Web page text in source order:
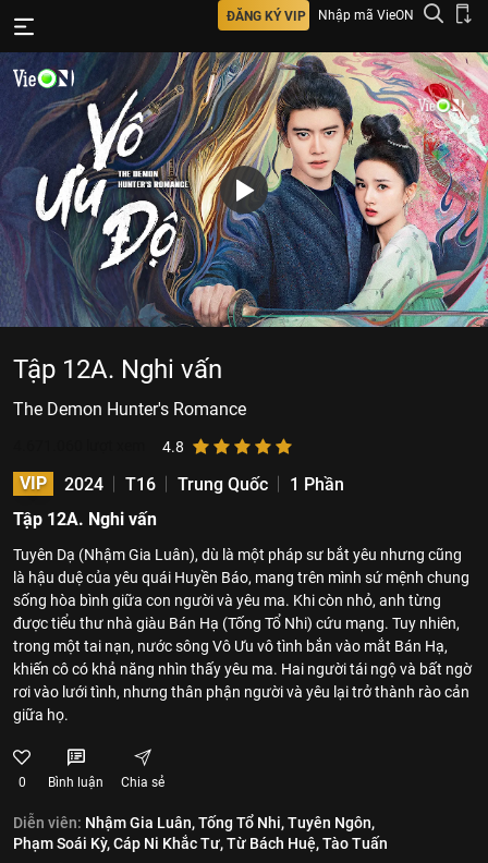
ĐĂNG KÝ VIP Nhập mã VieON
Tập 12A. Nghi vấn
The Demon Hunter's Romance
4.8
VIP 2024 T16 Trung Quốc
1 Phần
Tập 12A. Nghi vấn
Tuyên Dạ (Nhậm Gia Luân), dù là một pháp sư bắt yêu nhưng cũng
là hậu duệ của yêu quái Huyền Báo, mang trên mình sứ mệnh chung
sống hòa bình giữa con người và yêu ma. Khi còn nhỏ, anh từng
được tiểu thư nhà giàu Bán Hạ (Tống Tổ Nhi) cứu mạng. Tuy nhiên,
trong một tai nạn, nước sông Vô Ưu vô tình bắn vào mắt Bán Hạ,
khiến cô có khả năng nhìn thấy yêu ma. Hai người tái ngộ và bất ngờ
rơi vào lưới tình, nhưng thân phận người và yêu lại trở thành rào cản
giữa họ.
0 Bình luận Chia sẻ
Diễn viên: Nhậm Gia Luân,Tống Tổ Nhi,Tuyên Ngôn,
Phạm Soái Kỳ,Cáp Ni Khắc Tư,Từ Bách Huệ,Tào Tuấn